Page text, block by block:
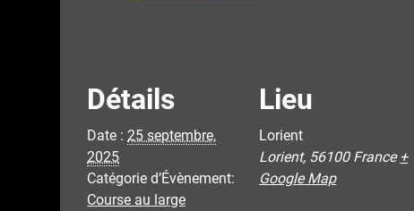
Détails
Date : 25 septembre,
2025
Catégorie d’Évènement:
Course au large
Lieu
Lorient
Lorient, 56100 France +
Google Map